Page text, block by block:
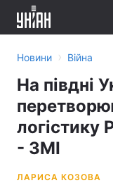
Новини › Війна
На півдні
логістику
- ЗМІ
ЛАРИСА КОЗОВА